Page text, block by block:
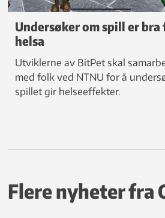
Undersøker om spill er bra
helsa
Utviklerne av BitPet skal
med folk ved NTNU for å
spillet gir helseeffekter.
Flere nyheter fra